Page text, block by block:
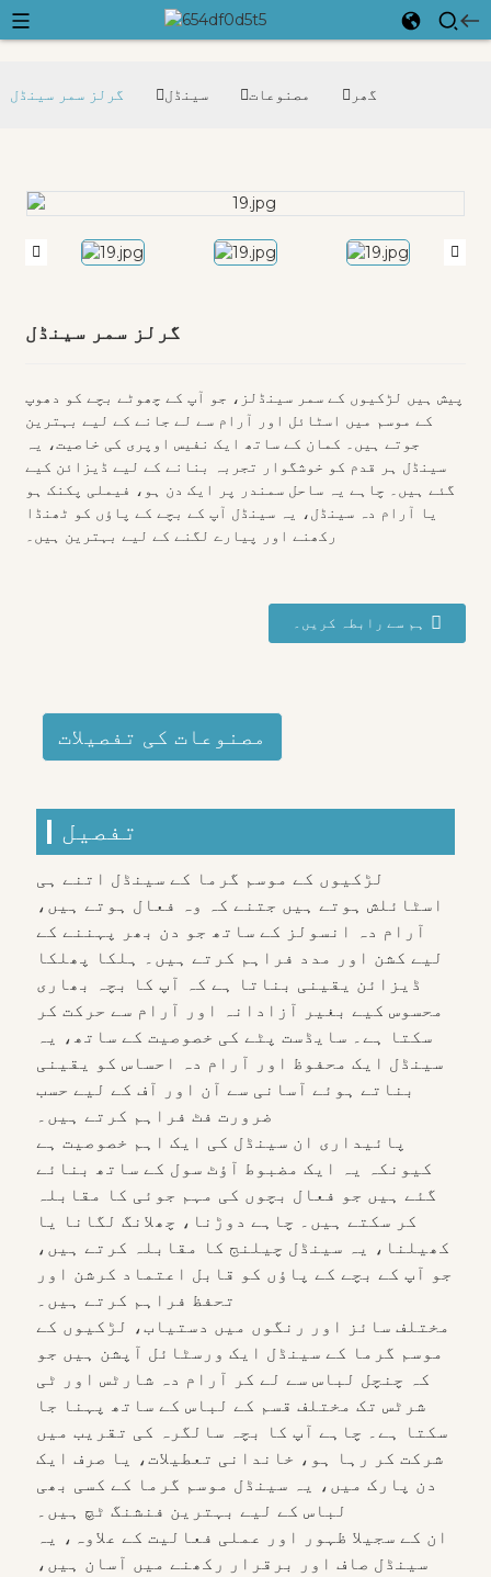
گھر مصنوعات سینڈل گرلز سمر سینڈل
گرلز سمر سینڈل
پیش ہیں لڑکیوں کے سمر سینڈلز، جو آپ کے چھوٹے بچے کو دھوپ
کے موسم میں اسٹائل اور آرام سے لے جانے کے لیے بہترین
جوتے ہیں۔ کمان کے ساتھ ایک نفیس اوپری کی خاصیت، یہ
سینڈل ہر قدم کو خوشگوار تجربہ بنانے کے لیے ڈیزائن کیے
گئے ہیں۔ چاہے یہ ساحل سمندر پر ایک دن ہو، فیملی پکنک ہو
یا آرام دہ سینڈل، یہ سینڈل آپ کے بچے کے پاؤں کو ٹھنڈا
رکھنے اور پیارے لگنے کے لیے بہترین ہیں۔
ہم سے رابطہ کریں۔
مصنوعات کی تفصیلات
تفصیل
لڑکیوں کے موسم گرما کے سینڈل اتنے ہی
اسٹائلش ہوتے ہیں جتنے کہ وہ فعال ہوتے ہیں،
آرام دہ انسولز کے ساتھ جو دن بھر پہننے کے
لیے کشن اور مدد فراہم کرتے ہیں۔ ہلکا پھلکا
ڈیزائن یقینی بناتا ہے کہ آپ کا بچہ بھاری
محسوس کیے بغیر آزادانہ اور آرام سے حرکت کر
سکتا ہے۔ سایڈست پٹے کی خصوصیت کے ساتھ، یہ
سینڈل ایک محفوظ اور آرام دہ احساس کو یقینی
بناتے ہوئے آسانی سے آن اور آف کے لیے حسب
ضرورت فٹ فراہم کرتے ہیں۔
پائیداری ان سینڈل کی ایک اہم خصوصیت ہے
کیونکہ یہ ایک مضبوط آؤٹ سول کے ساتھ بنائے
گئے ہیں جو فعال بچوں کی مہم جوئی کا مقابلہ
کر سکتے ہیں۔ چاہے دوڑنا، چھلانگ لگانا یا
کھیلنا، یہ سینڈل چیلنج کا مقابلہ کرتے ہیں،
جو آپ کے بچے کے پاؤں کو قابل اعتماد کرشن اور
تحفظ فراہم کرتے ہیں۔
مختلف سائز اور رنگوں میں دستیاب، لڑکیوں کے
موسم گرما کے سینڈل ایک ورسٹائل آپشن ہیں جو
کہ چنچل لباس سے لے کر آرام دہ شارٹس اور ٹی
شرٹس تک مختلف قسم کے لباس کے ساتھ پہنا جا
سکتا ہے۔ چاہے آپ کا بچہ سالگرہ کی تقریب میں
شرکت کر رہا ہو، خاندانی تعطیلات، یا صرف ایک
دن پارک میں، یہ سینڈل موسم گرما کے کسی بھی
لباس کے لیے بہترین فنشنگ ٹچ ہیں۔
ان کے سجیلا ظہور اور عملی فعالیت کے علاوہ، یہ
سینڈل صاف اور برقرار رکھنے میں آسان ہیں،